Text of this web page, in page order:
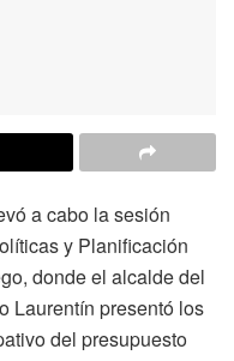
a cabo la sesión
y Planificación
donde el alcalde del
Laurentín presentó los
del presupuesto